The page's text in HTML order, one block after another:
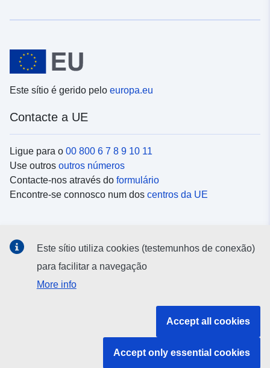
Este sítio é gerido pelo europa.eu
Contacte a UE
Ligue para o 00 800 6 7 8 9 10 11
Use outros outros números
Contacte-nos através do formulário
Encontre-se connosco num dos centros da UE
Procure as contas da UE nasredes sociais
Instituições e organismos da UE
Este sítio utiliza cookies (testemunhos de conexão)
para facilitar a navegação
More info
Accept all cookies
Accept only essential cookies